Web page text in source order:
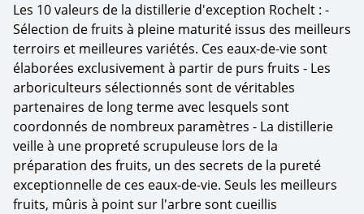
Les 10 valeurs de la distillerie d'exception Rochelt : -
Sélection de fruits à pleine maturité issus des meilleurs
terroirs et meilleures variétés. Ces eaux-de-vie sont
élaborées exclusivement à partir de purs fruits - Les
arboriculteurs sélectionnés sont de véritables
partenaires de long terme avec lesquels sont
coordonnés de nombreux paramètres - La distillerie
veille à une propreté scrupuleuse lors de la
préparation des fruits, un des secrets de la pureté
exceptionnelle de ces eaux-de-vie. Seuls les meilleurs
fruits, mûris à point sur l'arbre sont cueillis